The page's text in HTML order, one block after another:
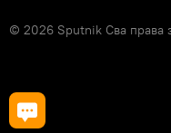
© 2026 Sputnik Сва права